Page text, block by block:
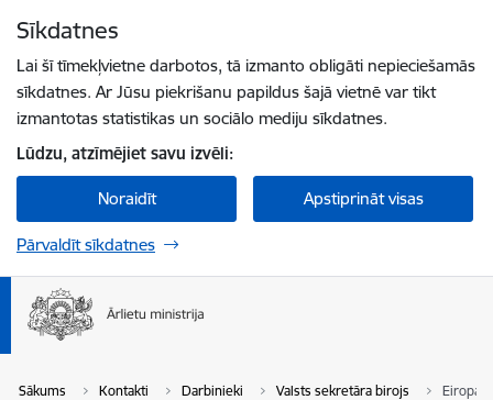
Sīkdatnes
Lai šī tīmekļvietne darbotos, tā izmanto obligāti nepieciešamās
sīkdatnes. Ar Jūsu piekrišanu papildus šajā vietnē var tikt
izmantotas statistikas un sociālo mediju sīkdatnes.
Lūdzu, atzīmējiet savu izvēli:
Noraidīt Apstiprināt visas
Pārvaldīt sīkdatnes
Sākums Kontakti Darbinieki Valsts sekretāra birojs Eiropas